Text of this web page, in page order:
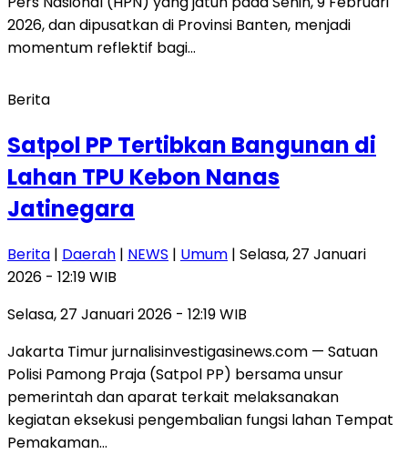
2026, dan dipusatkan di Provinsi Banten, menjadi
momentum reflektif bagi…
Berita
Satpol PP Tertibkan Bangunan di
Lahan TPU Kebon Nanas
Jatinegara
Berita | Daerah | NEWS | Umum | Selasa, 27 Januari
2026 - 12:19 WIB
Selasa, 27 Januari 2026 - 12:19 WIB
Jakarta Timur jurnalisinvestigasinews.com — Satuan
Polisi Pamong Praja (Satpol PP) bersama unsur
pemerintah dan aparat terkait melaksanakan
kegiatan eksekusi pengembalian fungsi lahan Tempat
Pemakaman…